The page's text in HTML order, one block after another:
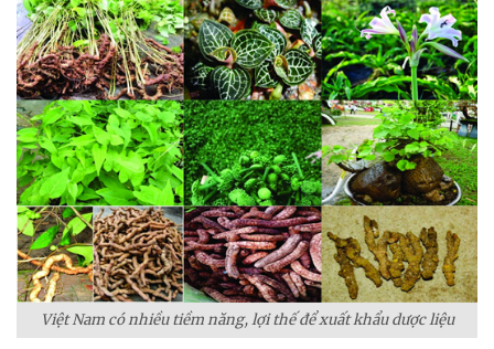
Việt Nam có nhiều tiềm năng, lợi thế để xuất khẩu dược liệu